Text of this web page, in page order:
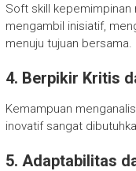
Soft skill
mengambil inisiatif,
menuju tujuan bersama.
4. Berpikir Kritis
Kemampuan
inovatif sangat
5. Adaptabilitas